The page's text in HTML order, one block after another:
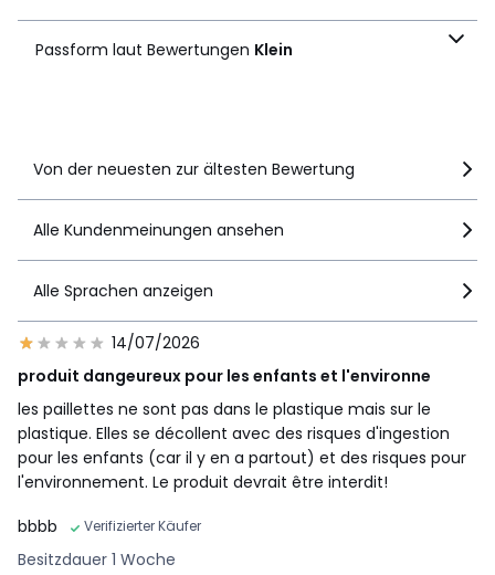
Bewertungen
Passform laut Bewertungen Klein
Von der neuesten zur ältesten Bewertung
Alle Kundenmeinungen ansehen
Alle Sprachen anzeigen
14/07/2026
produit dangeureux pour les enfants et l'environne
les paillettes ne sont pas dans le plastique mais sur le
plastique. Elles se décollent avec des risques d'ingestion
pour les enfants (car il y en a partout) et des risques pour
l'environnement. Le produit devrait être interdit!
bbbb
Verifizierter Käufer
Besitzdauer 1 Woche